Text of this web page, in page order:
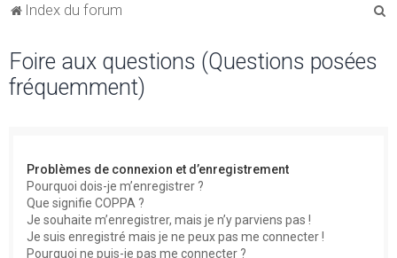
Index du forum
Foire aux questions (Questions posées
fréquemment)
Problèmes de connexion et d’enregistrement
Pourquoi dois-je m’enregistrer ?
Que signifie COPPA ?
Je souhaite m’enregistrer, mais je n’y parviens pas !
Je suis enregistré mais je ne peux pas me connecter !
Pourquoi ne puis-je pas me connecter ?